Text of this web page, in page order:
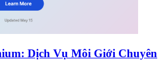
Dịch Vụ Môi Giới Chuyên